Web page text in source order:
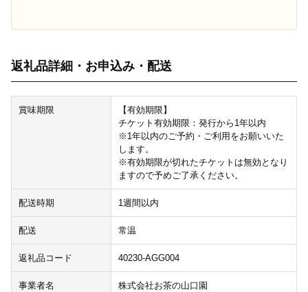
返礼品詳細・お申込み・配送
賞味期限
【有効期限】
チケット有効期限：発行から1年以内
※1年以内のご予約・ご利用をお願いいた
します。
※有効期限が切れたチケットは無効となり
ますので予めご了承ください。
配送時期 1週間以内
配送 常温
返礼品コード 40230-AGG004
事業者名 株式会社お茶の山口園